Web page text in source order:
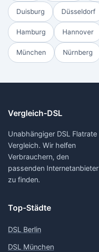
Duisburg Düsseldorf
Hamburg Hannover
München Nürnberg
Vergleich-DSL
Unabhängiger DSL Flatrate
Vergleich. Wir helfen
Verbrauchern, den
passenden Internetanbieter
zu finden.
Top-Städte
DSL Berlin
DSL München